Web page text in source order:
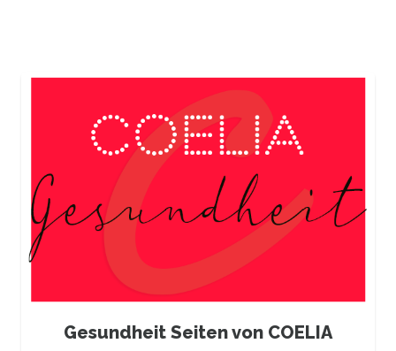
Gesundheit Seiten von COELIA